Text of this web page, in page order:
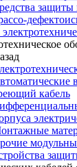
кабель